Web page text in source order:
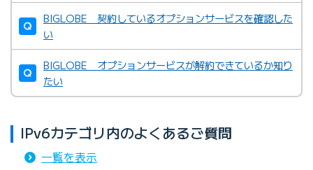
BIGLOBE 契約しているオプションサービスを確認した
い
BIGLOBE オプションサービスが解約できているか知り
たい
IPv6カテゴリ内のよくあるご質問
一覧を表示